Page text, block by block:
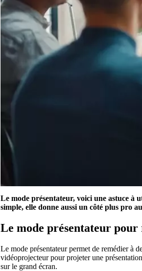
Le mode présentateur, voici une astuce à
simple, elle donne aussi un côté plus pro
Le mode présentateur pour
Le mode présentateur permet de remédier à
vidéoprojecteur pour projeter une
sur le grand écran.